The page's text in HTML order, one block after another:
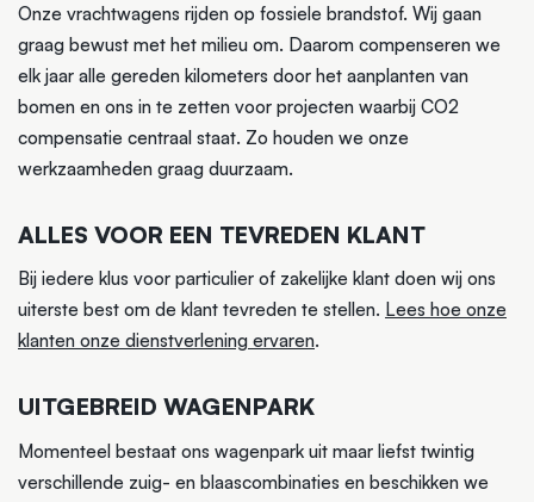
Onze vrachtwagens rijden op fossiele brandstof. Wij gaan
graag bewust met het milieu om. Daarom compenseren we
elk jaar alle gereden kilometers door het aanplanten van
bomen en ons in te zetten voor projecten waarbij CO2
compensatie centraal staat. Zo houden we onze
werkzaamheden graag duurzaam.
ALLES VOOR EEN TEVREDEN KLANT
Bij iedere klus voor particulier of zakelijke klant doen wij ons
uiterste best om de klant tevreden te stellen. Lees hoe onze
klanten onze dienstverlening ervaren.
UITGEBREID WAGENPARK
Momenteel bestaat ons wagenpark uit maar liefst twintig
verschillende zuig- en blaascombinaties en beschikken we